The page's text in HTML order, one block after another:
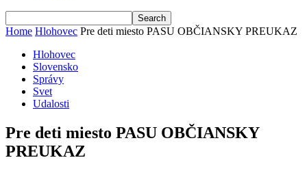
Home Hlohovec Pre deti miesto PASU OBČIANSKY PREUKAZ
Hlohovec
Slovensko
Správy
Svet
Udalosti
Pre deti miesto PASU OBČIANSKY
PREUKAZ